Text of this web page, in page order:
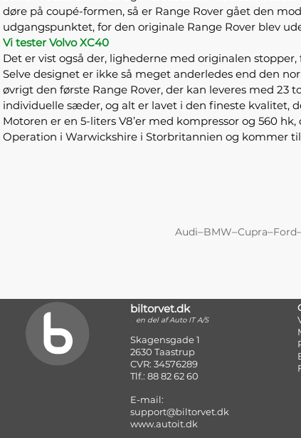
døre på coupé-formen, så er Range Rover gået den
udgangspunktet, for den originale Range Rover blev
Vi tester Volvo XC40
Det er vist også der, lighederne med originalen
Selve designet er ikke så meget anderledes end den
øvrigt den første Range Rover, der kan leveres med
individuelle sæder, og alt er lavet i den fineste kvalitet,
Motoren er en 5-liters V8’er med kompressor og 560
Operation i Warwickshire i Storbritannien og kommer
Audi–BMW–Cupra–Ford
biltorvet.dk
en del af Auto IT A/S
Skagensgade 1
2630 Taastrup
CVR: 34576289
Tlf.: 88 82 62 60
E-mail:
support@biltorvet.dk
www.autoit.dk